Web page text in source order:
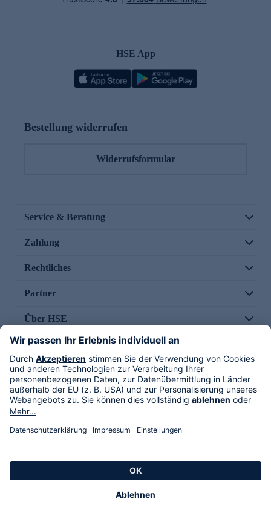
HSE App
Bestellung widerrufen
Widerrufsformular
Service & Beratung
Zahlung
Rechtliches
Partner
Über HSE
Im TV
HSE International